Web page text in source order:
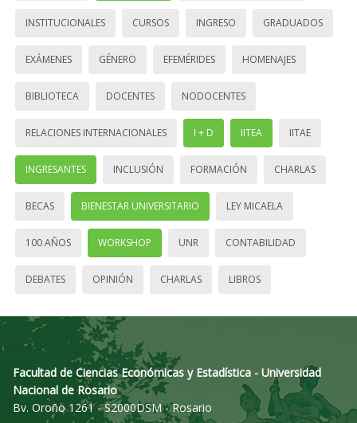
INSTITUCIONALES CURSOS INGRESO GRADUADOS
EXÁMENES GÉNERO EFEMÉRIDES HOMENAJES
BIBLIOTECA DOCENTES NODOCENTES
RELACIONES INTERNACIONALES I + D IITEA IITAE
INGRESANTES INCLUSIÓN FORMACIÓN CHARLAS
BECAS BIENESTAR UNIVERSITARIO LEY MICAELA
100 AÑOS WORKSHOP UNR CONTABILIDAD
DEBATES OPINIÓN CHARLAS LIBROS
Facultad de Ciencias Económicas y Estadística - Universidad
Nacional de Rosario
Bv. Oroño 1261 - S2000DSM - Rosario